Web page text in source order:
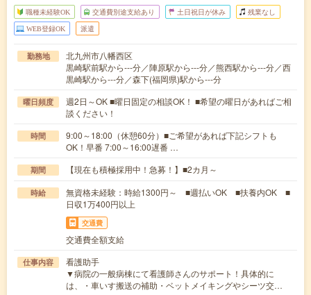
職種未経験OK 交通費別途支給あり 土日祝日が休み 残業なし
WEB登録OK 派遣
勤務地
北九州市八幡西区
黒崎駅前駅から---分／陣原駅から---分／熊西駅から---分／西
黒崎駅から---分／森下(福岡県)駅から---分
曜日頻度
週2日～OK ■曜日固定の相談OK！ ■希望の曜日があればご相
談ください！
時間
9:00～18:00（休憩60分）■ご希望があれば下記シフトも
OK！早番 7:00～16:00遅番 …
期間 【現在も積極採用中！急募！】■2カ月～
時給
無資格未経験：時給1300円～ ■週払いOK ■扶養内OK ■
日収1万400円以上
交通費
交通費全額支給
仕事内容
看護助手
▼病院の一般病棟にて看護師さんのサポート！具体的に
は、・車いす搬送の補助・ベットメイキングやシーツ交…